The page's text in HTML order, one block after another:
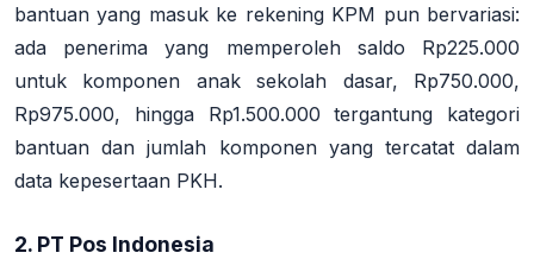
bantuan yang masuk ke rekening KPM pun bervariasi:
ada penerima yang memperoleh saldo Rp225.000
untuk komponen anak sekolah dasar, Rp750.000,
Rp975.000, hingga Rp1.500.000 tergantung kategori
bantuan dan jumlah komponen yang tercatat dalam
data kepesertaan PKH.
2. PT Pos Indonesia